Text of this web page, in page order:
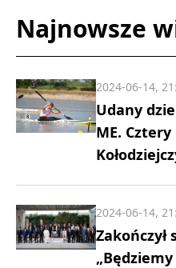
Najnowsze
Udany
ME.
2024-06-14,
Zakończył
2024-06-14,